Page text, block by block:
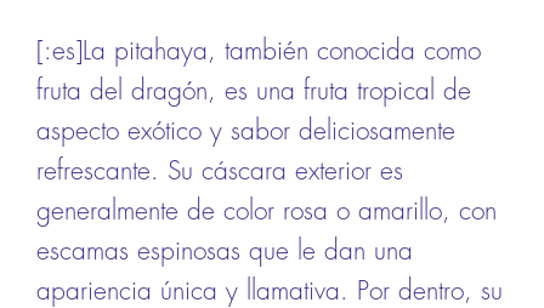
[:es]La pitahaya, también conocida como
fruta del dragón, es una fruta tropical de
aspecto exótico y sabor deliciosamente
refrescante. Su cáscara exterior es
generalmente de color rosa o amarillo, con
escamas espinosas que le dan una
apariencia única y llamativa. Por dentro, su